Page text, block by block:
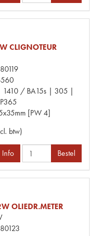
CLIGNOTEUR
/ BA15s | 305 |
[PW 4]
btw)
Info Bestel
OLIEDR.METER